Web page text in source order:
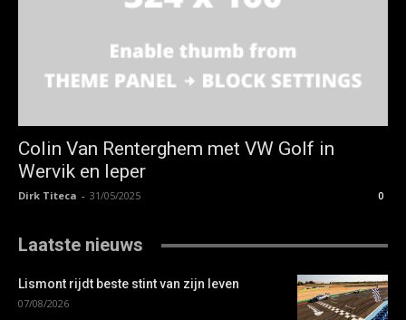
Colin Van Renterghem met VW Golf in
Wervik en Ieper
Dirk Titeca - 31/05/2025 0
Laatste nieuws
Lismont rijdt beste stint van zijn leven
07/08/2026